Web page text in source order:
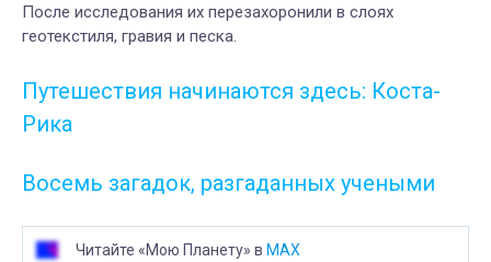
После исследования их перезахоронили в слоях
геотекстиля, гравия и песка.
Путешествия начинаются здесь: Коста-
Рика
Восемь загадок, разгаданных учеными
Читайте «Мою Планету» в MAX